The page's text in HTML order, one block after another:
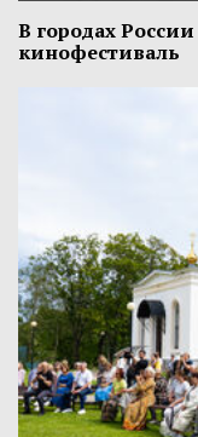
В городах
кинофестиваль